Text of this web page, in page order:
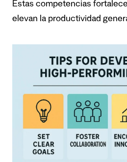
Estas competencias
elevan la productividad